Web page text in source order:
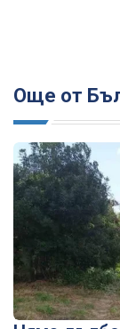
Още от